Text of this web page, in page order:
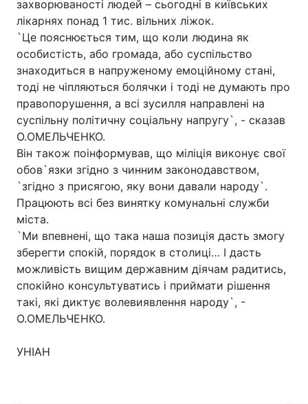
захворюваності людей – сьогодні в київських
лікарнях понад 1 тис. вільних ліжок.
`Це пояснюється тим, що коли людина як
особистість, або громада, або суспільство
знаходиться в напруженому емоційному стані,
тоді не чіпляються болячки і тоді не думають про
правопорушення, а всі зусилля направлені на
суспільну політичну соціальну напругу`, - сказав
О.ОМЕЛЬЧЕНКО.
Він також поінформував, що міліція виконує свої
обов`язки згідно з чинним законодавством,
`згідно з присягою, яку вони давали народу`.
Працюють всі без винятку комунальні служби
міста.
`Ми впевнені, що така наша позиція дасть змогу
зберегти спокій, порядок в столиці… І дасть
можливість вищим державним діячам радитись,
спокійно консультуватись і приймати рішення
такі, які диктує волевиявлення народу`, -
О.ОМЕЛЬЧЕНКО.
УНІАН